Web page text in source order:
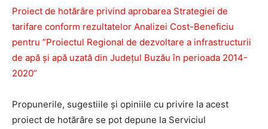
Proiect de hotărâre privind aprobarea Strategiei de
tarifare conform rezultatelor Analizei Cost-Beneficiu
pentru ”Proiectul Regional de dezvoltare a infrastructurii
de apă și apă uzată din Județul Buzău în perioada 2014-
2020”
Propunerile, sugestiile și opiniile cu privire la acest
proiect de hotărâre se pot depune la Serviciul